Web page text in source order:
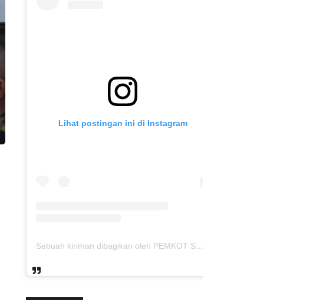
Lihat postingan ini di Instagram
Sebuah kiriman dibagikan oleh PEMKOT SUKABUMI (@pemkotsukabumi_)